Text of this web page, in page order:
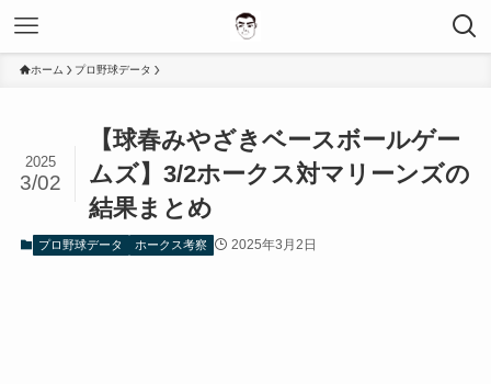
ホーム プロ野球データ
【球春みやざきベースボールゲー
ムズ】3/2ホークス対マリーンズの
結果まとめ
2025
3/02
プロ野球データ ホークス考察 2025年3月2日